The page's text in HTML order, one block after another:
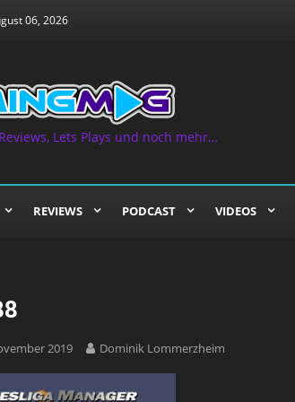
06, 2026
Lets Plays und noch mehr…
REVIEWS PODCAST VIDEOS
2019 Dominik Lommerzheim